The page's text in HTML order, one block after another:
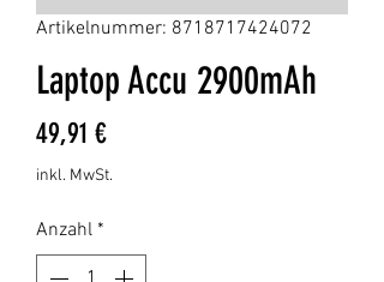
Artikelnummer: 8718717424072
Laptop Accu 2900mAh
49,91 €Preis
inkl. MwSt.
Anzahl *